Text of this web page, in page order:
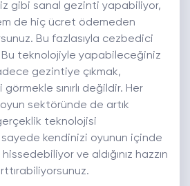
gibi sanal gezinti yapabiliyor,
de hiç ücret ödemeden
Bu fazlasıyla cezbedici
teknolojiyle yapabileceğiniz
gezintiye çıkmak,
sınırlı değildir. Her
sektöründe de artık
teknolojisi
sayede kendinizi oyunun içinde
ve aldığınız hazzın